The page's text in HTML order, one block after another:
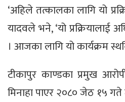
‘अहिले तत्कालका लागि यो
यादवले भने, ‘यो प्रक्रियालाई
। आजका लागि यो कार्यक्रम
टीकापुर काण्डका प्रमुख
मिनाहा पाएर २०८० जेठ १५